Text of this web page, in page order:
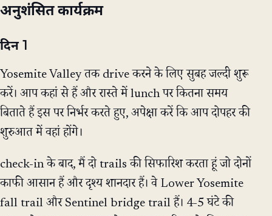
अनुशंसित कार्यक्रम
दिन 1
Yosemite Valley तक drive करने के लिए सुबह जल्दी शुरू
करें। आप कहां से हैं और रास्ते में lunch पर कितना समय
बिताते हैं इस पर निर्भर करते हुए, अपेक्षा करें कि आप दोपहर की
शुरुआत में वहां होंगे।
check-in के बाद, मैं दो trails की सिफारिश करता हूं जो दोनों
काफी आसान हैं और दृश्य शानदार हैं। वे Lower Yosemite
fall trail और Sentinel bridge trail हैं। 4-5 घंटे की